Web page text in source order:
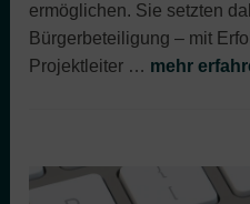
ermöglichen. Sie setzten
Bürgerbeteiligung – mit
Projektleiter … mehr